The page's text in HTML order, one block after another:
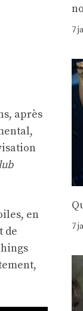
après
en
de
7
7